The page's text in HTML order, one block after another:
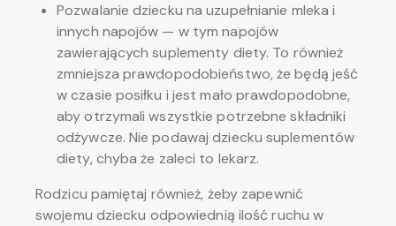
Pozwalanie dziecku na uzupełnianie mleka i
innych napojów — w tym napojów
zawierających suplementy diety. To również
zmniejsza prawdopodobieństwo, że będą jeść
w czasie posiłku i jest mało prawdopodobne,
aby otrzymali wszystkie potrzebne składniki
odżywcze. Nie podawaj dziecku suplementów
diety, chyba że zaleci to lekarz.
Rodzicu pamiętaj również, żeby zapewnić
swojemu dziecku odpowiednią ilość ruchu w